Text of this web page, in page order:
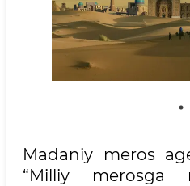
Madaniy meros
“Milliy merosga